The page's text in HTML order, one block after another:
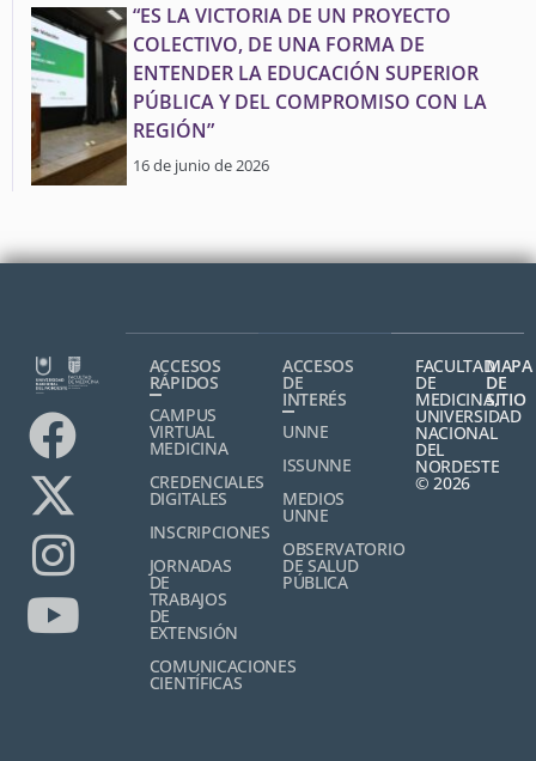
“ES LA VICTORIA DE UN PROYECTO
COLECTIVO, DE UNA FORMA DE
ENTENDER LA EDUCACIÓN SUPERIOR
PÚBLICA Y DEL COMPROMISO CON LA
REGIÓN”
16 de junio de 2026
ACCESOS
RÁPIDOS
CAMPUS
VIRTUAL
MEDICINA
CREDENCIALES
DIGITALES
INSCRIPCIONES
JORNADAS
DE
TRABAJOS
DE
EXTENSIÓN
COMUNICACIONES
CIENTÍFICAS
ACCESOS
DE
INTERÉS
UNNE
ISSUNNE
MEDIOS
UNNE
OBSERVATORIO
DE SALUD
PÚBLICA
FACULTAD
DE
MEDICINA,
UNIVERSIDAD
NACIONAL
DEL
NORDESTE
© 2026
MAPA
DE
SITIO